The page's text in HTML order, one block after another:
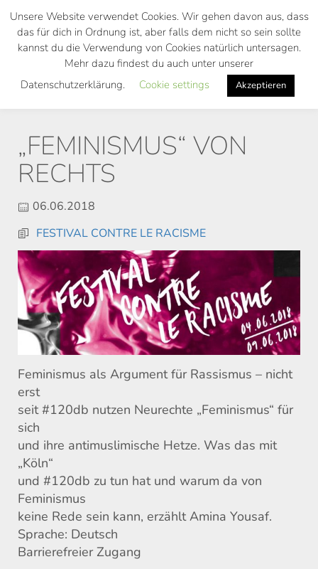
Skip
main
„FEMINISMUS“ VON
RECHTS
06.06.2018
FESTIVAL CONTRE LE RACISME
Feminismus als Argument für Rassismus – nicht
erst
seit #120db nutzen Neurechte „Feminismus“ für
sich
und ihre antimuslimische Hetze. Was das mit
„Köln“
und #120db zu tun hat und warum da von
Feminismus
keine Rede sein kann, erzählt Amina Yousaf.
Sprache: Deutsch
Barrierefreier Zugang
Unsere Website verwendet Cookies. Wir gehen davon aus, dass
das für dich in Ordnung ist, aber falls dem nicht so sein sollte
kannst du die Verwendung von Cookies natürlich untersagen.
Mehr dazu findest du auch unter unserer
Datenschutzerklärung.
Cookie settings Akzeptieren